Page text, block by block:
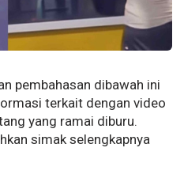
pembahasan dibawah ini
terkait dengan video
yang ramai diburu.
simak selengkapnya